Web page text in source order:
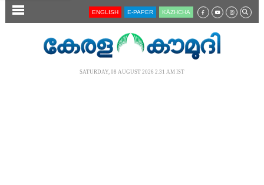
SECTIONS ENGLISH E-PAPER KĀZHCHA
SATURDAY, 08 AUGUST 2026 2.31 AM IST